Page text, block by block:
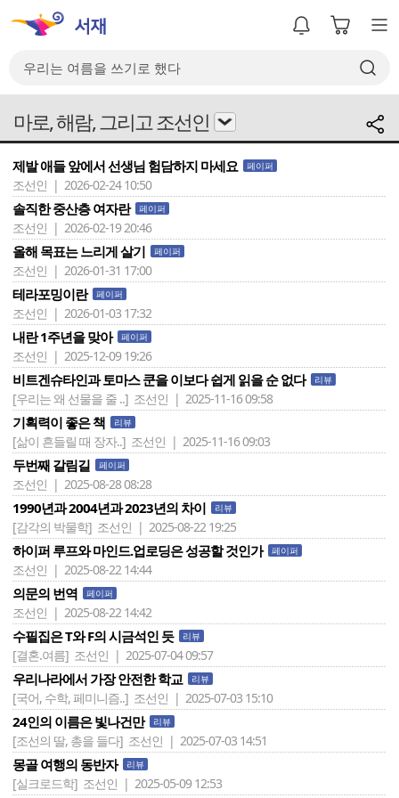
마로, 해람, 그리고 조선인
제발 애들 앞에서 선생님 험담하지 마세요 페이퍼
조선인 | 2026-02-24 10:50
솔직한 중산층 여자란 페이퍼
조선인 | 2026-02-19 20:46
올해 목표는 느리게 살기 페이퍼
조선인 | 2026-01-31 17:00
테라포밍이란 페이퍼
조선인 | 2026-01-03 17:32
내란 1주년을 맞아 페이퍼
조선인 | 2025-12-09 19:26
비트겐슈타인과 토마스 쿤을 이보다 쉽게 읽을 순 없다 리뷰
[우리는 왜 선물을 줄 ..] 조선인 | 2025-11-16 09:58
기획력이 좋은 책 리뷰
[삶이 흔들릴 때 장자..] 조선인 | 2025-11-16 09:03
두번째 갈림길 페이퍼
조선인 | 2025-08-28 08:28
1990년과 2004년과 2023년의 차이 리뷰
[감각의 박물학] 조선인 | 2025-08-22 19:25
하이퍼 루프와 마인드.업로딩은 성공할 것인가 페이퍼
조선인 | 2025-08-22 14:44
의문의 번역 페이퍼
조선인 | 2025-08-22 14:42
수필집은 T와 F의 시금석인 듯 리뷰
[결혼.여름] 조선인 | 2025-07-04 09:57
우리나라에서 가장 안전한 학교 리뷰
[국어, 수학, 페미니즘..] 조선인 | 2025-07-03 15:10
24인의 이름은 빛나건만 리뷰
[조선의 딸, 총을 들다] 조선인 | 2025-07-03 14:51
몽골 여행의 동반자 리뷰
[실크로드학] 조선인 | 2025-05-09 12:53